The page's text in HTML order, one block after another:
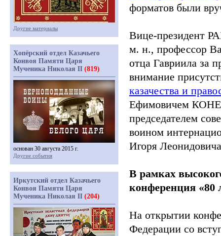
форматов были
Вице-президент
м. н., профессор
отца Гавриила за
внимание
казачества и
Ефимовичем
председателем
воином
Игоря
В рамках
конференция «80
На открытии
Федерации со
Другие материалы
Хопёрский отдел Казачьего
Конвоя Памяти Царя
Мученика Николая II (819)
основан 30 августа 2015 г.
Другие события
Иркутский отдел Казачьего
Конвоя Памяти Царя
Мученика Николая II (204)